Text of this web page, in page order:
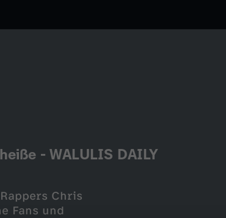
- WALULIS DAILY
Chris
Fans und